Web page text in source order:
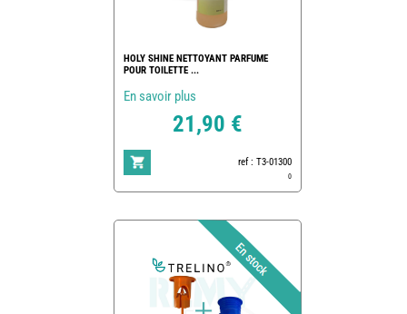
HOLY SHINE NETTOYANT PARFUME
POUR TOILETTE ...
En savoir plus
21,90 €
ref : T3-01300
0